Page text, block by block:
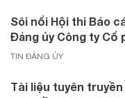
Sôi nổi Hội thi Báo
Đảng ủy Công ty Cổ
TIN ĐẢNG ỦY
Tài liệu tuyên truyền